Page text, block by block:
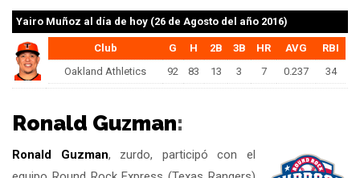
Yairo Muñoz al día de hoy (26 de Agosto del año 2016)
Club G H 2B 3B HR AVG
RBI
Oakland Athletics
92 83 13 3 7 0.237 34
Ronald Guzman:
Ronald Guzman, zurdo, participó con el